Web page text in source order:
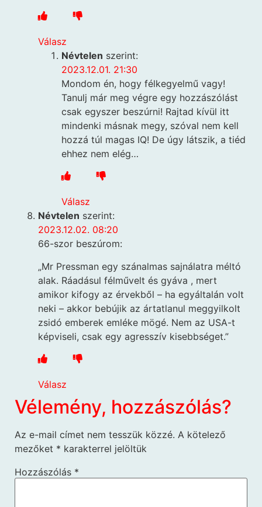
Válasz
Névtelen szerint:
2023.12.01. 21:30
Mondom én, hogy félkegyelmű vagy!
Tanulj már meg végre egy hozzászólást
csak egyszer beszúrni! Rajtad kívül itt
mindenki másnak megy, szóval nem kell
hozzá túl magas IQ! De úgy látszik, a tiéd
ehhez nem elég…
Válasz
Névtelen szerint:
2023.12.02. 08:20
66-szor beszúrom:
„Mr Pressman egy szánalmas sajnálatra méltó
alak. Ráadásul félművelt és gyáva , mert
amikor kifogy az érvekből – ha egyáltalán volt
neki – akkor bebújik az ártatlanul meggyilkolt
zsidó emberek emléke mögé. Nem az USA-t
képviseli, csak egy agresszív kisebbséget.”
Válasz
Vélemény, hozzászólás?
Az e-mail címet nem tesszük közzé. A kötelező
mezőket * karakterrel jelöltük
Hozzászólás *